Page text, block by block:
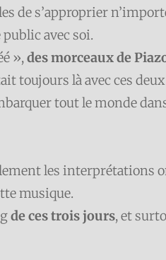
de s’approprier
avec soi.
»,des morceaux de
toujours là avec ces
tout le monde
les interprétations
musique.
de ces trois jours, et